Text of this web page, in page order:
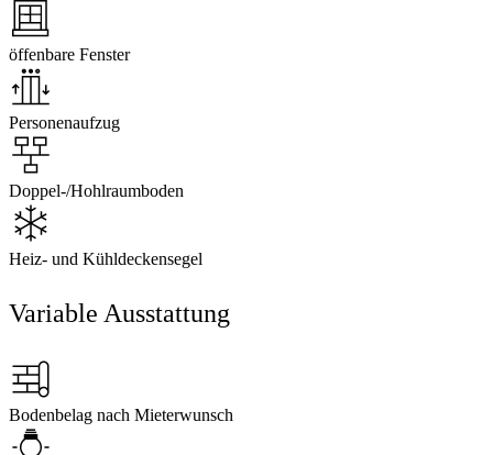
öffenbare Fenster
Personenaufzug
Doppel-/Hohlraumboden
Heiz- und Kühldeckensegel
Variable Ausstattung
Bodenbelag nach Mieterwunsch